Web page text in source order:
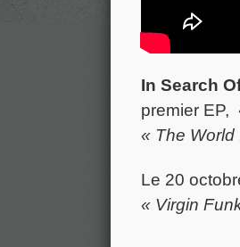
In Search
premier
« The World
Le 20
« Virgin